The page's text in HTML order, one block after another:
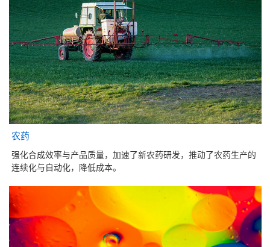
农药
强化合成效率与产品质量，加速了新农药研发，推动了农药生产的
连续化与自动化，降低成本。